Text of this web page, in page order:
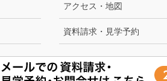
アクセス・地図
資料請求・見学予約